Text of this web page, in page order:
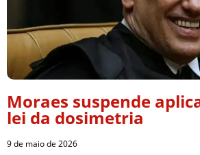
Moraes suspende
lei da dosimetria
9 de maio de 2026